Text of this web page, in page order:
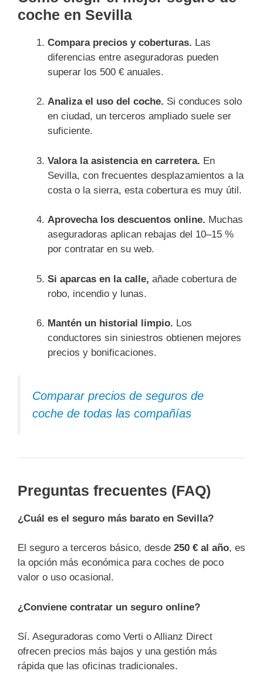
coche en Sevilla
Compara precios y coberturas. Las
diferencias entre aseguradoras pueden
superar los 500 € anuales.
Analiza el uso del coche. Si conduces solo
en ciudad, un terceros ampliado suele ser
suficiente.
Valora la asistencia en carretera. En
Sevilla, con frecuentes desplazamientos a la
costa o la sierra, esta cobertura es muy útil.
Aprovecha los descuentos online. Muchas
aseguradoras aplican rebajas del 10–15 %
por contratar en su web.
Si aparcas en la calle, añade cobertura de
robo, incendio y lunas.
Mantén un historial limpio. Los
conductores sin siniestros obtienen mejores
precios y bonificaciones.
Comparar precios de seguros de
coche de todas las compañías
Preguntas frecuentes (FAQ)
¿Cuál es el seguro más barato en Sevilla?
El seguro a terceros básico, desde 250 € al año, es
la opción más económica para coches de poco
valor o uso ocasional.
¿Conviene contratar un seguro online?
Sí. Aseguradoras como Verti o Allianz Direct
ofrecen precios más bajos y una gestión más
rápida que las oficinas tradicionales.